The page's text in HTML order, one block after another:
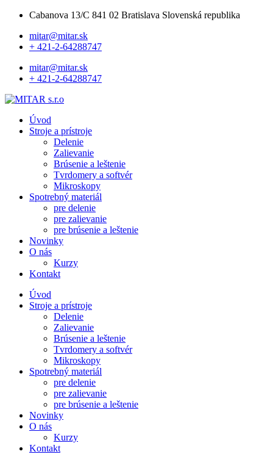
Cabanova 13/C 841 02 Bratislava Slovenská republika
mitar@mitar.sk
+ 421-2-64288747
mitar@mitar.sk
+ 421-2-64288747
Úvod
Stroje a prístroje
Delenie
Zalievanie
Brúsenie a leštenie
Tvrdomery a softvér
Mikroskopy
Spotrebný materiál
pre delenie
pre zalievanie
pre brúsenie a leštenie
Novinky
O nás
Kurzy
Kontakt
Úvod
Stroje a prístroje
Delenie
Zalievanie
Brúsenie a leštenie
Tvrdomery a softvér
Mikroskopy
Spotrebný materiál
pre delenie
pre zalievanie
pre brúsenie a leštenie
Novinky
O nás
Kurzy
Kontakt